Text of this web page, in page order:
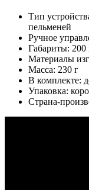
Тип
пельменей
Ручное
Габариты:
Материалы
Масса: 230 г
В комплекте:
Упаковка:
Страна-